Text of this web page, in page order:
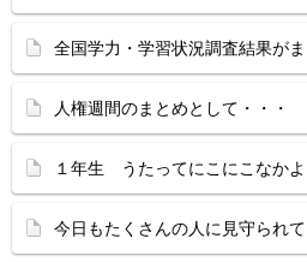
全国学力・学習状況調査結果が
人権週間のまとめとして・・・
１年生 うたってにこにこなかよ
今日もたくさんの人に見守られて